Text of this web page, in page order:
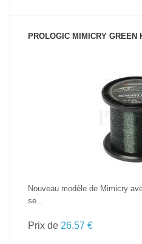
PROLOGIC MIMICRY GREEN
VOIR LE
Nouveau modèle de Mimicry
se...
Prix de 26.57 €